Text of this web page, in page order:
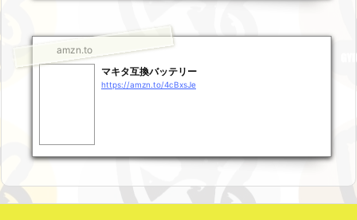
amzn.to
マキタ互換バッテリー
https://amzn.to/4cBxsJe